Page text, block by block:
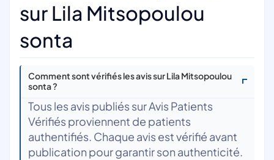
sur Lila Mitsopoulou
sonta
Comment sont vérifiés les avis sur Lila Mitsopoulou
sonta ?
Tous les avis publiés sur Avis Patients
Vérifiés proviennent de patients
authentifiés. Chaque avis est vérifié avant
publication pour garantir son authenticité.